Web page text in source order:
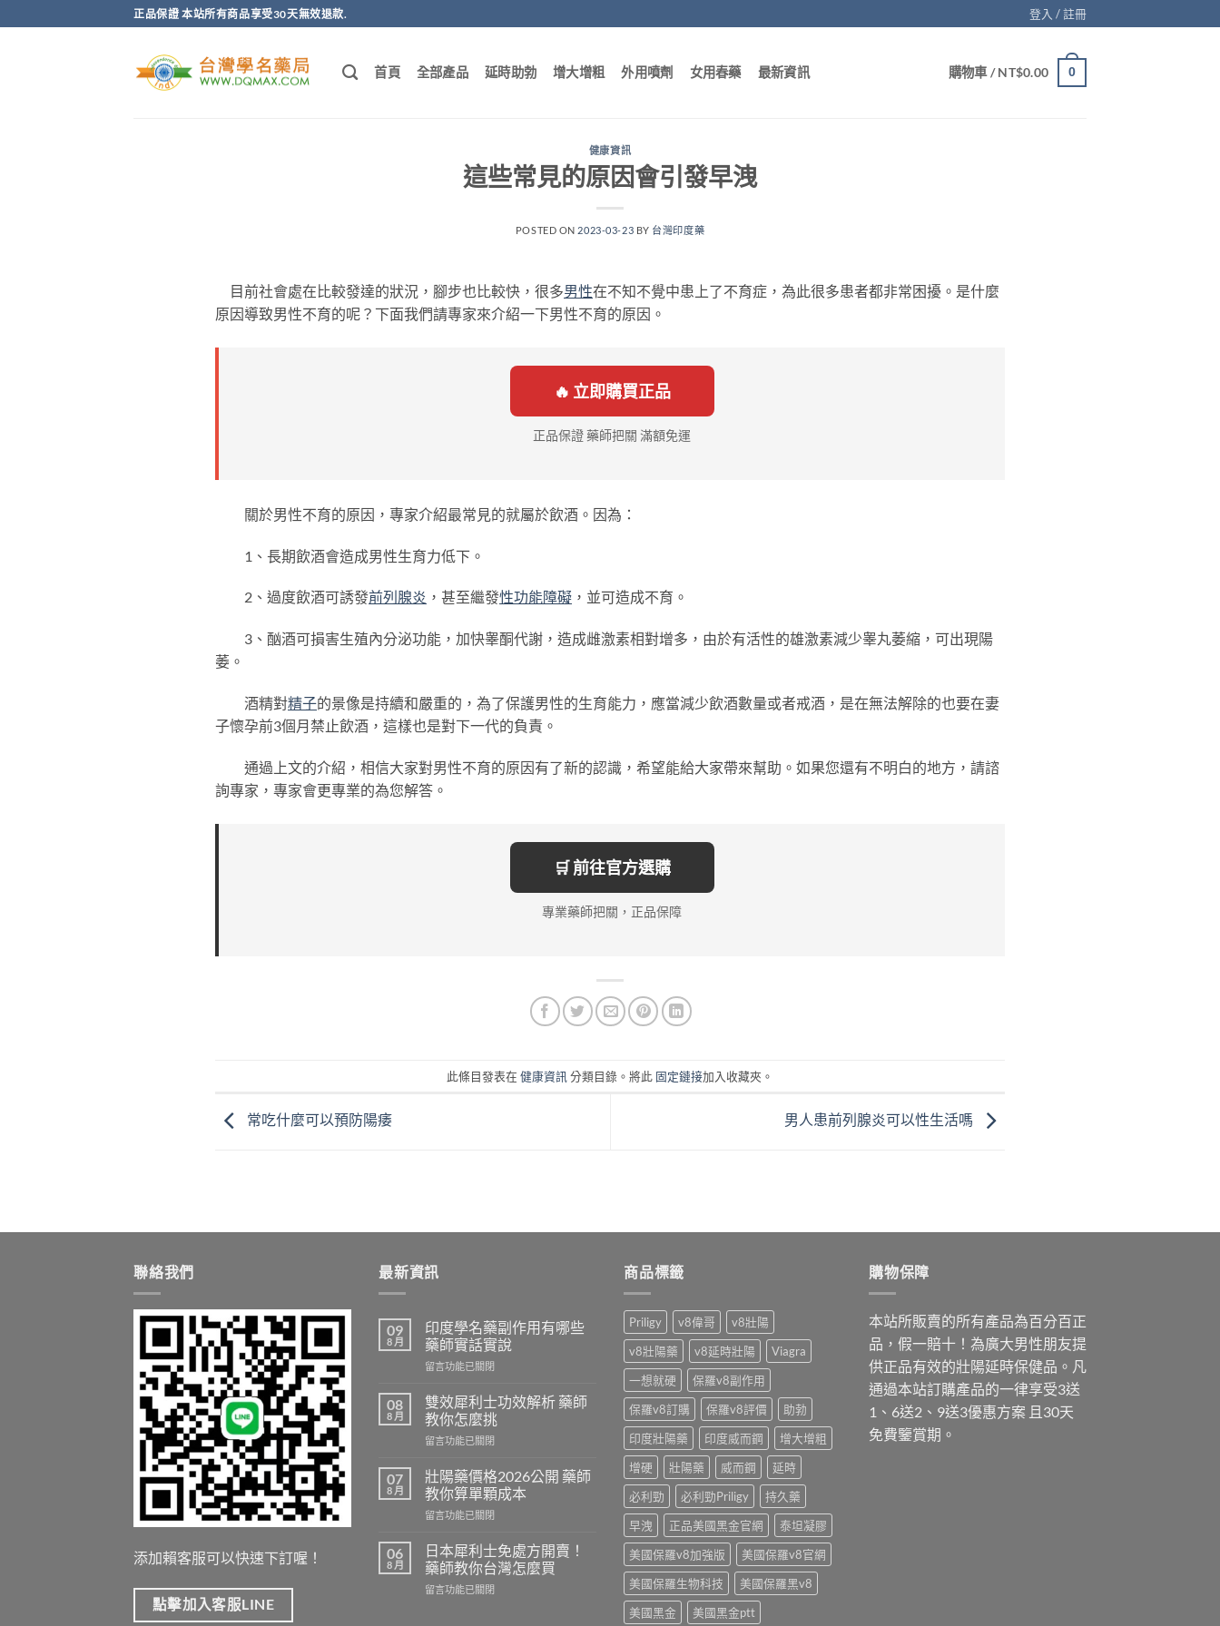
轉
正品保證 本站所有商品享受30天無效退款. 登入 / 註冊
首頁 全部產品 延時助勃 增大增粗 外用噴劑 女用春藥 最新資訊 購物車 /NT$0.00 0
健康資訊
這些常見的原因會引發早洩
POSTED ON 2023-03-23 BY 台灣印度藥
目前社會處在比較發達的狀況，腳步也比較快，很多男性在不知不覺中患上了不育症，為此很多患者都非常困擾。是什麼
原因導致男性不育的呢？下面我們請專家來介紹一下男性不育的原因。
🔥 立即購買正品
正品保證 藥師把關 滿額免運
關於男性不育的原因，專家介紹最常見的就屬於飲酒。因為：
1、長期飲酒會造成男性生育力低下。
2、過度飲酒可誘發前列腺炎 ，甚至繼發性功能障礙 ，並可造成不育。
3、酗酒可損害生殖內分泌功能，加快睾酮代謝，造成雌激素相對增多，由於有活性的雄激素減少睾丸萎縮，可出現陽
萎。
酒精對精子的景像是持續和嚴重的，為了保護男性的生育能力，應當減少飲酒數量或者戒酒，是在無法解除的也要在妻
子懷孕前3個月禁止飲酒，這樣也是對下一代的負責。
通過上文的介紹，相信大家對男性不育的原因有了新的認識，希望能給大家帶來幫助。如果您還有不明白的地方，請諮
詢專家，專家會更專業的為您解答。
🛒 前往官方選購
專業藥師把關，正品保障
此條目發表在 健康資訊 分類目錄。將此 固定鏈接加入收藏夾。
常吃什麼可以預防陽痿 男人患前列腺炎可以性生活嗎
聯絡我們
添加賴客服可以快速下訂喔！
點擊加入客服LINE
最新資訊
09
8 月
印度學名藥副作用有哪些
藥師實話實說
在
度
學
名
藥
作
用
有
哪
藥
師
話
留言功能已關閉
08
8 月
雙效犀利士功效解析 藥師
教你怎麼挑
在
效
犀
利
士
效
解
析
藥
留言功能已關閉
07
8 月
壯陽藥價格2026公開 藥師
教你算單顆成本
在
陽
藥
價
格
留言功能已關閉
06
8 月
日本犀利士免處方開賣！
藥師教你台灣怎麼買
在
留言功能已關閉
商品標籤
Priligy v8偉哥
v8壯陽
v8壯陽藥
v8延時壯陽
Viagra
一想就硬
保羅v8副作用
保羅v8訂購
保羅v8評價
助勃
印度壯陽藥
印度威而鋼
增大增粗
增硬
壯陽藥 威而鋼
延時
必利勁
必利勁Priligy
持久藥
早洩
正品美國黑金官網
泰坦凝膠
美國保羅v8加強版
美國保羅v8官網
美國保羅生物科技
美國保羅黑v8
美國黑金
美國黑金ptt
購物保障
本站所販賣的所有產品為百分百正
品，假一賠十！為廣大男性朋友提
供正品有效的壯陽延時保健品。凡
通過本站訂購產品的一律享受3送
1、6送2、9送3優惠方案 且30天
免費鑒賞期。